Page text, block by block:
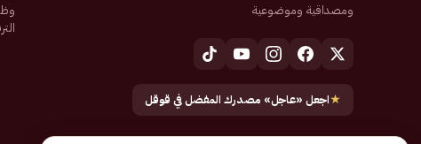
ومصداقية وموضوعية
★اجعل «عاجل» مصدرك المفضل في قوقل